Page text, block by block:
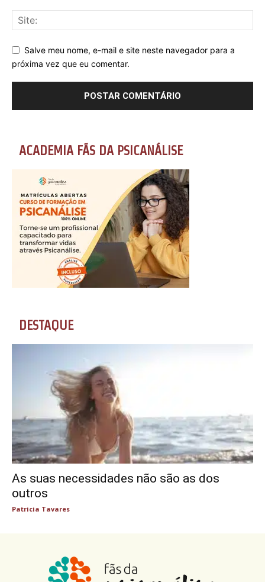
Salve meu nome, e-mail e site neste navegador para a
próxima vez que eu comentar.
ACADEMIA FÃS DA PSICANÁLISE
DESTAQUE
As suas necessidades não são as dos
outros
Patricia Tavares